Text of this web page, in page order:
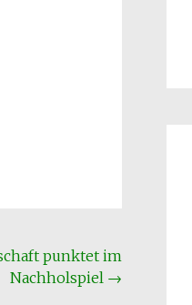
punktet im
Nachholspiel →